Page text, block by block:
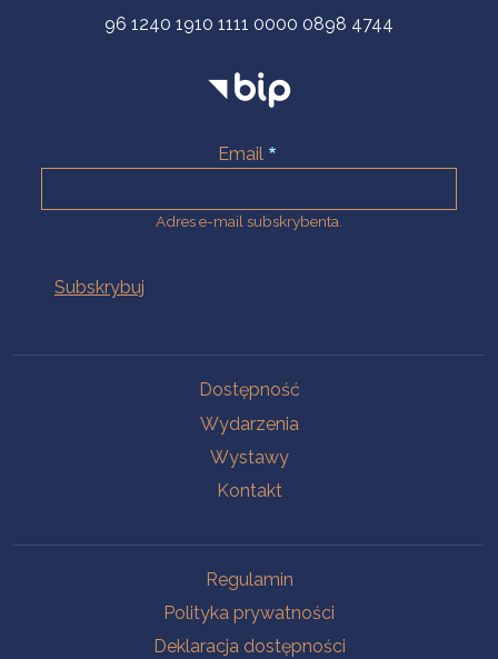
96 1240 1910 1111 0000 0898 4744
Email
Adres e-mail subskrybenta.
Dostępność
Wydarzenia
Wystawy
Kontakt
Regulamin
Polityka prywatności
Deklaracja dostępności